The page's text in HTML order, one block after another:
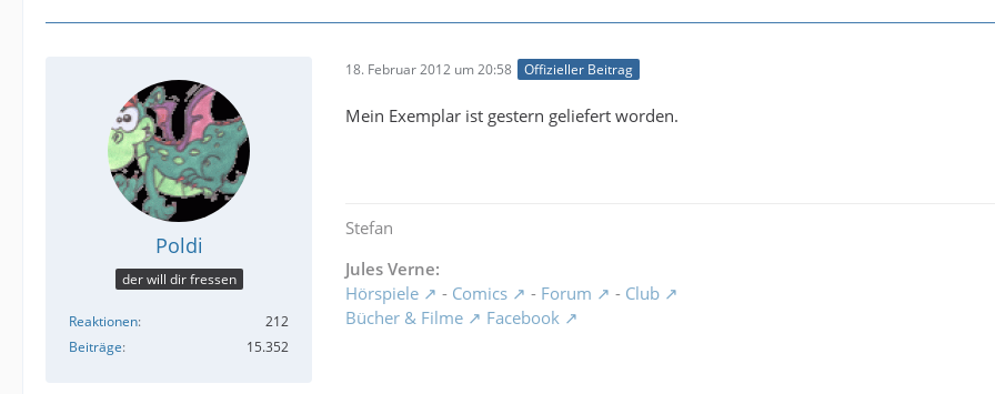
Poldi
der will dir fressen
Reaktionen
212
Beiträge
15.352
18. Februar 2012 um 20:58 Offizieller Beitrag
Mein Exemplar ist gestern geliefert worden.
Stefan
Jules Verne:
Hörspiele
- Comics - Forum - Club
Bücher & Filme
Facebook